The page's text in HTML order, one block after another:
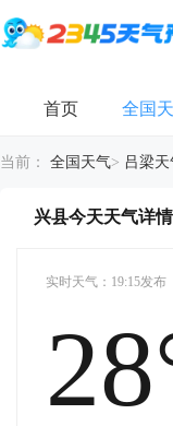
首页 全国
当前： 全国天气> 吕梁天
兴县今天天气详情
实时天气：19:15发布